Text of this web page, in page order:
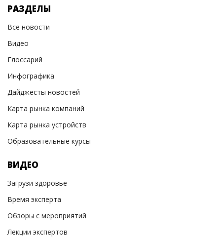
РАЗДЕЛЫ
Все новости
Видео
Глоссарий
Инфографика
Дайджесты новостей
Карта рынка компаний
Карта рынка устройств
Образовательные курсы
ВИДЕО
Загрузи здоровье
Время эксперта
Обзоры с мероприятий
Лекции экспертов